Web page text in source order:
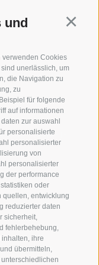
und
verwenden Cookies
unerlässlich, um
die Navigation zu
zu
für folgende
auf informationen
zur auswahl
personalisierte
personalisierter
von
personalisierter
der performance
oder
quellen, entwicklung
reduzierter daten
sicherheit,
fehlerbehebung,
ihre
übermitteln,
- Taisten in
to date!